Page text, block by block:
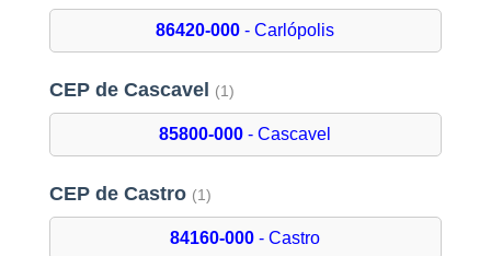
86420-000 - Carlópolis
CEP de Cascavel (1)
85800-000 - Cascavel
CEP de Castro (1)
84160-000 - Castro